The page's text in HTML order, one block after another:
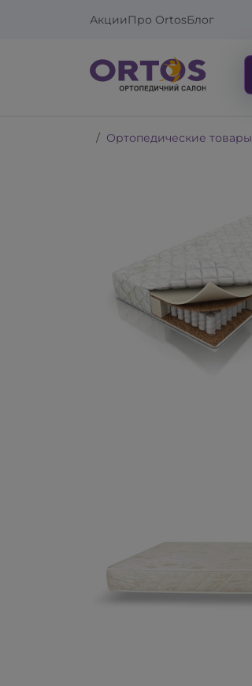
АкцииПро OrtosБлог
Ортопедические товары